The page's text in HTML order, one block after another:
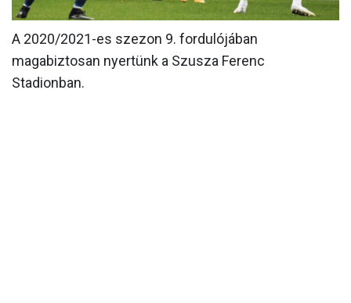
SZURKOLÓI ÉLMÉNYEK
AKKREDITÁCIÓ
A 2020/2021-es szezon 9. fordulójában
magabiztosan nyertünk a Szusza Ferenc
Stadionban.